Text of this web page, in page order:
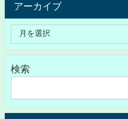
アーカイブ
検索